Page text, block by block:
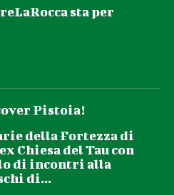
sta per
Pistoia!
della Fortezza di
Chiesa del Tau con
di incontri alla
di...